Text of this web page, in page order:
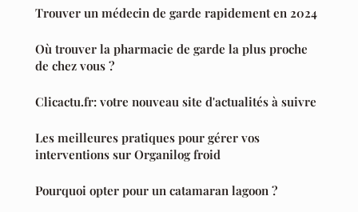
Trouver un médecin de garde rapidement en 2024
Où trouver la pharmacie de garde la plus proche
de chez vous ?
Clicactu.fr: votre nouveau site d'actualités à suivre
Les meilleures pratiques pour gérer vos
interventions sur Organilog froid
Pourquoi opter pour un catamaran lagoon ?